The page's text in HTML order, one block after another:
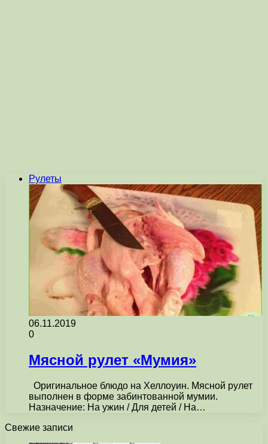
Рулеты
06.11.2019
0
Мясной рулет «Мумия»
Оригинальное блюдо на Хеллоуин. Мясной рулет
выполнен в форме забинтованной мумии.
Назначение: На ужин / Для детей / На…
Свежие записи